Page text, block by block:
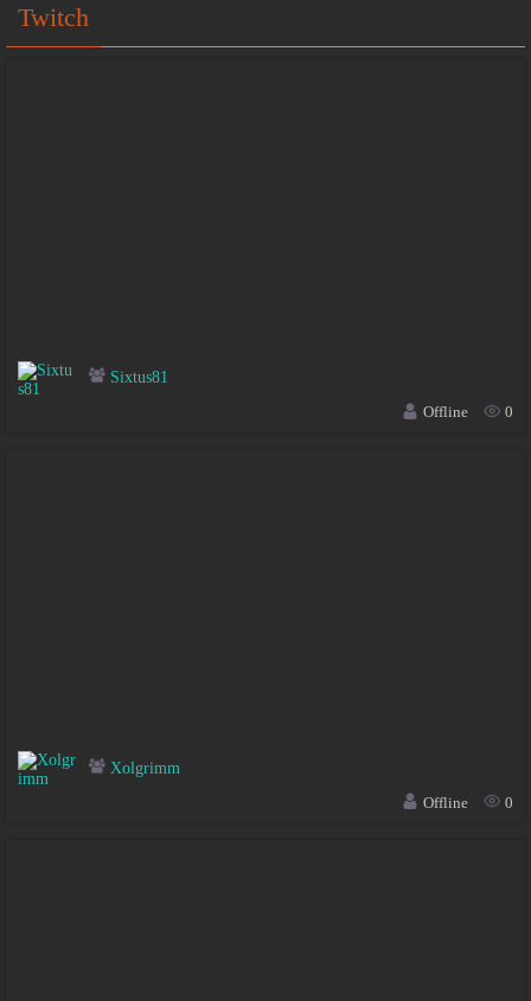
Twitch
Sixtus81
Offline
0
Xolgrimm
Offline
0